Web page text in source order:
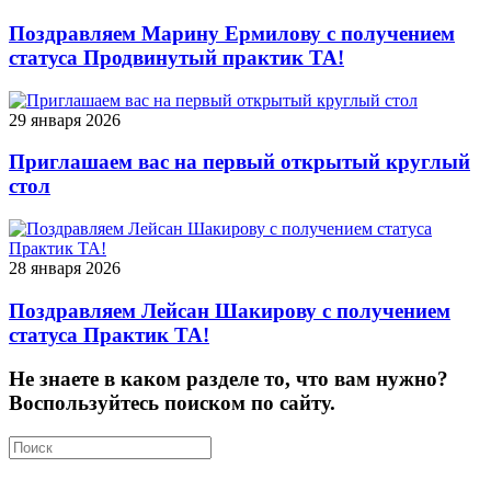
Поздравляем Марину Ермилову с получением
статуса Продвинутый практик ТА!
29 января 2026
Приглашаем вас на первый открытый круглый
стол
28 января 2026
Поздравляем Лейсан Шакирову с получением
статуса Практик ТА!
Не знаете в каком разделе то, что вам нужно?
Воспользуйтесь поиском по сайту.